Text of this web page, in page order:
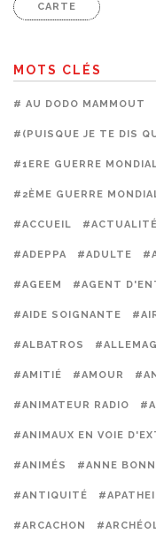
CARTE
MOTS CLÉS
# AU DODO MAMMOUT
#(PUISQUE JE TE DIS
#1ERE GUERRE
#2ÈME GUERRE
#ACCUEIL
#ADEPPA #ADULTE
#AGEEM #AGENT
#AIDE SOIGNANTE
#ALBATROS
#AMITIÉ #AMOUR
#ANIMATEUR RADIO
#ANIMAUX EN VOIE
#ANIMÉS #ANNE
#ANTIQUITÉ
#ARCACHON